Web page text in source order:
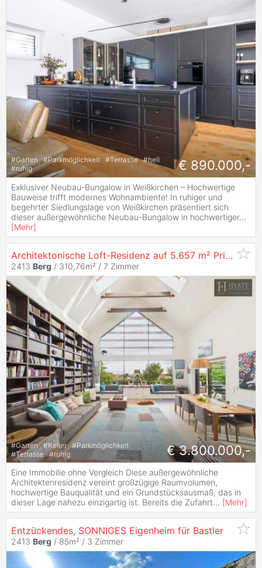
#Garten #Parkmöglichkeit #Terrasse #hell
#ruhig € 890.000,-
Exklusiver Neubau-Bungalow in Weißkirchen – Hochwertige
Bauweise trifft modernes Wohnambiente! In ruhiger und
begehrter Siedlungslage von Weißkirchen präsentiert sich
dieser außergewöhnliche Neubau-Bungalow in hochwertiger...
[Mehr]
Architektonische Loft-Residenz auf 5.657 m² Privatgrundstück mit Wald, Pool und absoluter Privatsphäre – 10 Minuten von Bratislava
2413 Berg / 310,76m² / 7 Zimmer
#Garten #Keller #Parkmöglichkeit
#Terrasse #ruhig € 3.800.000,-
Eine Immobilie ohne Vergleich Diese außergewöhnliche
Architektenresidenz vereint großzügige Raumvolumen,
hochwertige Bauqualität und ein Grundstücksausmaß, das in
dieser Lage nahezu einzigartig ist. Bereits die Zufahrt... [Mehr]
Entzückendes, SONNIGES Eigenheim für Bastler
2413 Berg / 85m² / 3 Zimmer